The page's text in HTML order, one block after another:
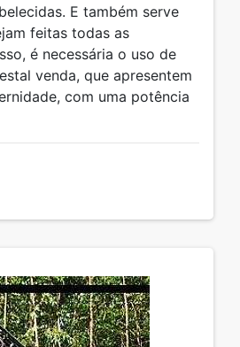
E também serve
feitas todas as
é necessária o uso de
venda, que apresentem
com uma potência